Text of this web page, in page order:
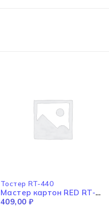
Тостер RT-440
Мастер картон RED RT-
440
409,00 ₽